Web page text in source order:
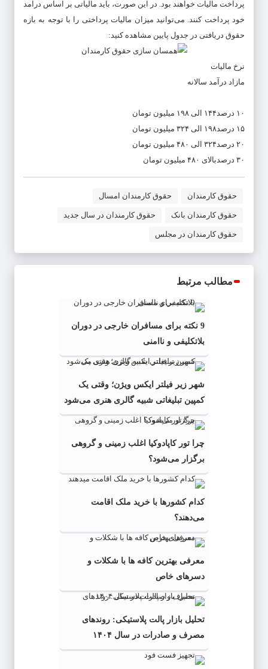
پرداخت مالیات خواهند بود. در این صورت، باید مالیاتی بر اساس درآمد
خود پرداخت کنند. می‌توانید میزان مالیات پرداختی را با توجه به بازه
حقوق دریافتی در جدول پایین مشاهده کنید:
نرخ مالیات
مازاد درآمد سالانه
۱۰ درصد
۱۴۴ الی ۱۹۸ میلیون تومان
۱۵ درصد
۱۹۸ الی ۳۲۴ میلیون تومان
۲۰ درصد
۳۲۴ الی ۴۸۰ میلیون تومان
۳۰ درصد
بالای ۴۸۰ میلیون تومان
حقوق کارمندان حقوق کارمندان امسال
حقوق کارمندان بانک حقوق کارمندان در سال جدید
حقوق کارمندان در مجلس
مطالب مرتبط
9 نکته برای مسافران خارجی در دوران
بلاتکلیفی و ناامنی
شهر زیر فیلتر ایکس ویژن؛ وقتی یک
کمپین تبلیغاتی شبیه گالری هنری می‌شود
چرا تور کاپادوکیا اغلب زمینی و گروهی
برگزار می‌شود؟
کدام کشورها با خرید ملک اقامت
می‌دهند؟
معرفی بهترین کافه ها با شکلات و
دسرهای خاص
تحلیل بازار پالت پلاستیکی: روندهای
مصرف و صادرات در سال ۱۴۰۴